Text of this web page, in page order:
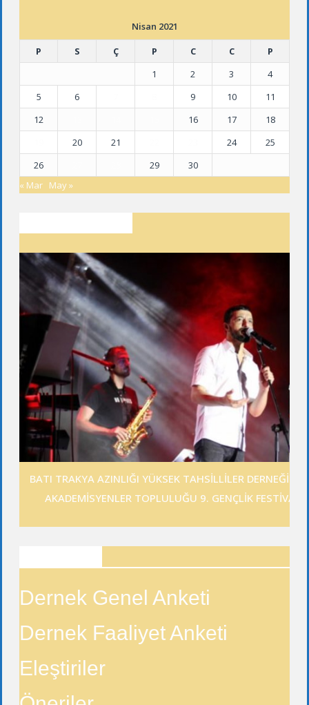
Nisan 2021
P
S Ç P C C
P
1
2 3
4
5
6 9 10
11
12
16 17
18
20 21 24
25
26
29
30
« Mar May »
BATI TRAKYA AZINLIĞI YÜKSEK TAHSİLLİLER DERNEĞİ
AKADEMİSYENLER TOPLULUĞU 9. GENÇLİK FESTİVALİ
Dernek Genel Anketi
Dernek Faaliyet Anketi
Eleştiriler